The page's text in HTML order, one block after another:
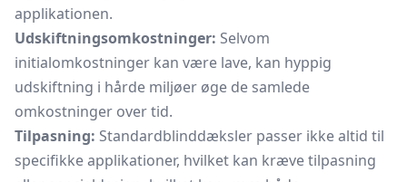
applikationen.
Udskiftningsomkostninger: Selvom
initialomkostninger kan være lave, kan hyppig
udskiftning i hårde miljøer øge de samlede
omkostninger over tid.
Tilpasning: Standardblinddæksler passer ikke altid til
specifikke applikationer, hvilket kan kræve tilpasning